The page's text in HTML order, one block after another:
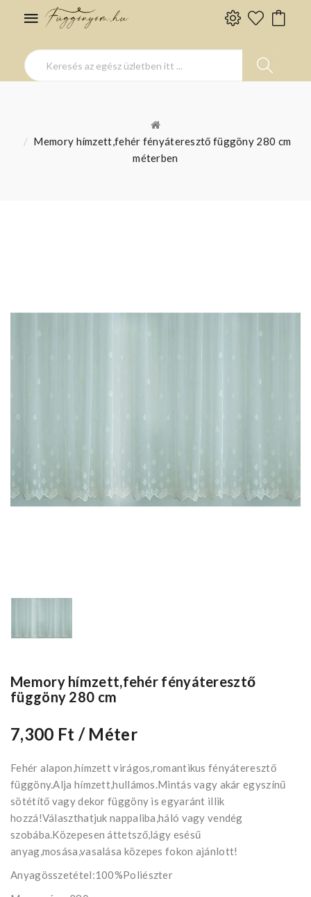
Memory hímzett,fehér fényáteresztő függöny 280 cm
méterben
Memory hímzett,fehér fényáteresztő
függöny 280 cm
7,300 Ft / Méter
Fehér alapon,hímzett virágos,romantikus fényáteresztő
függöny.Alja hímzett,hullámos.Mintás vagy akár egyszínű
sötétítő vagy dekor függöny is egyaránt illik
hozzá!Választhatjuk nappaliba,háló vagy vendég
szobába.Közepesen áttetsző,lágy esésű
anyag,mosása,vasalása közepes fokon ajánlott!
Anyagösszetétel:100%Poliészter